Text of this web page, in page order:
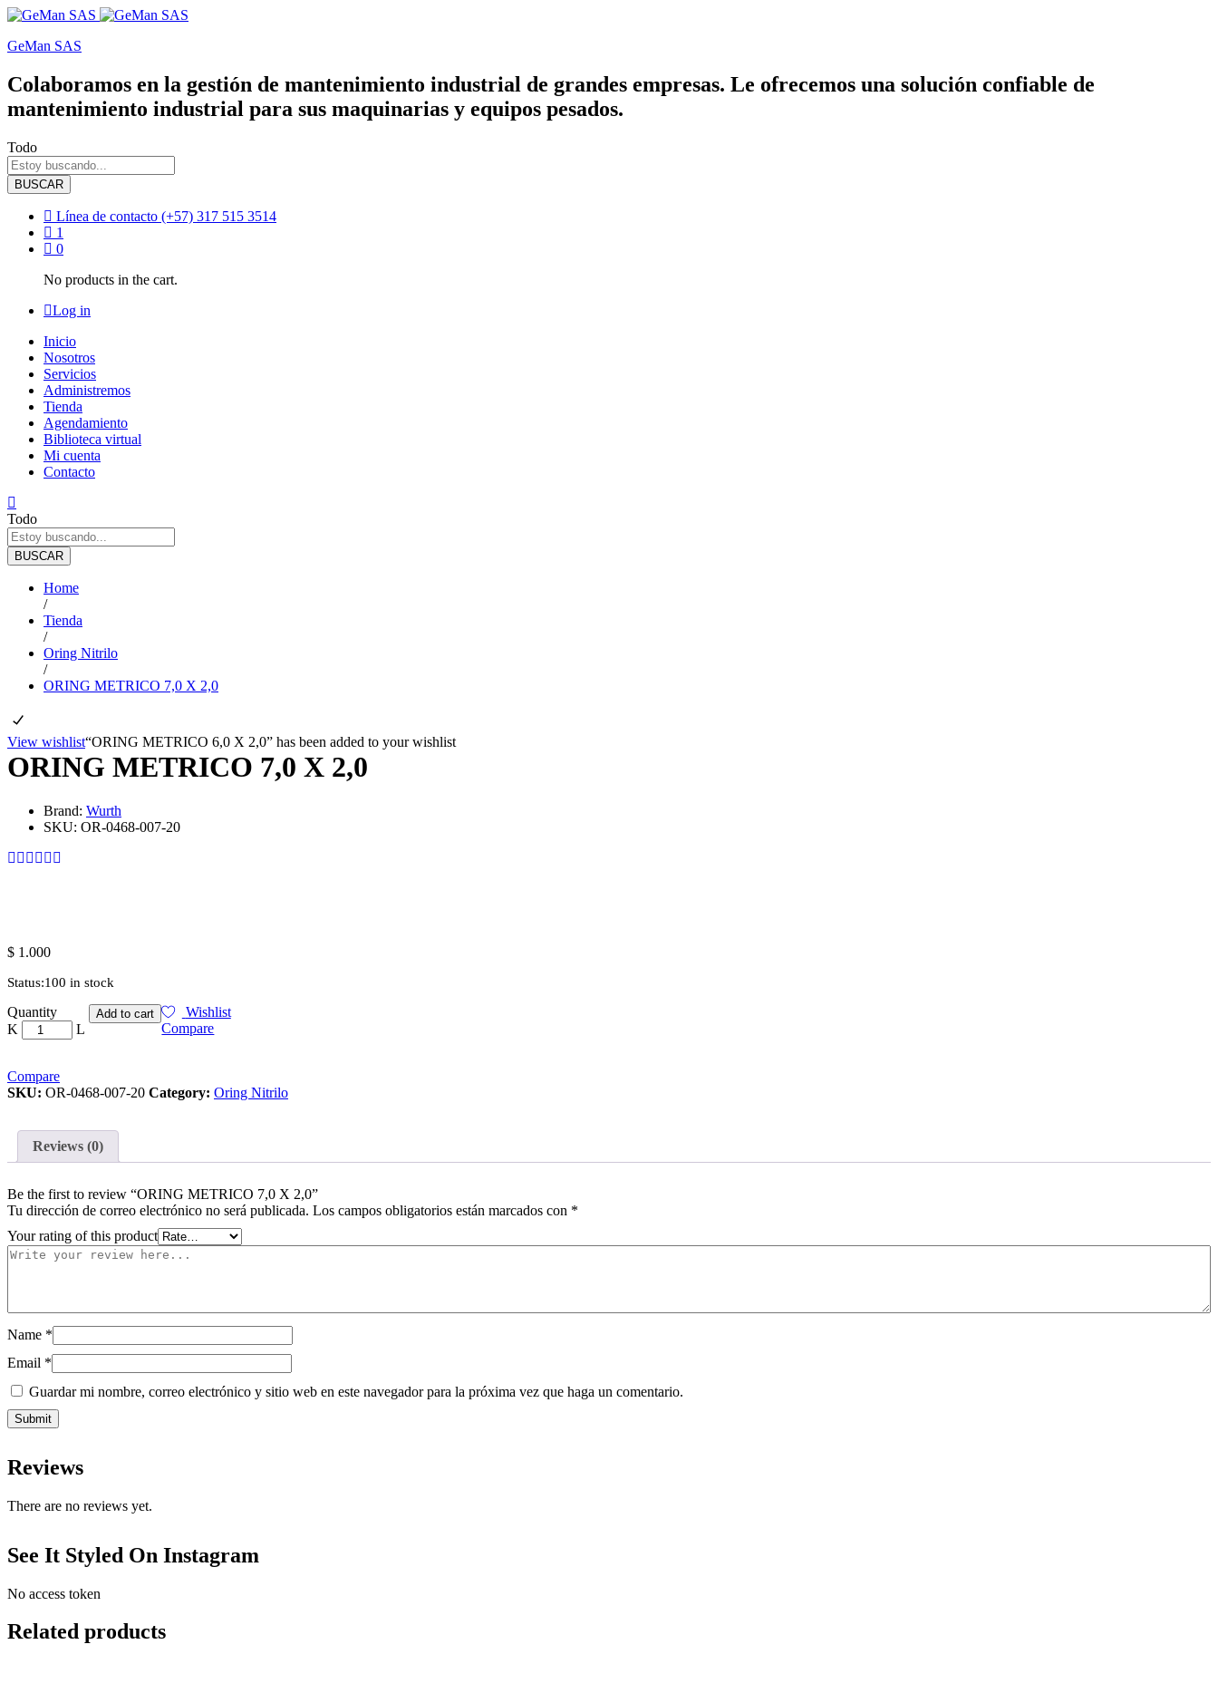
GeMan SAS
Colaboramos en la gestión de mantenimiento industrial de grandes empresas. Le ofrecemos una solución confiable de
mantenimiento industrial para sus maquinarias y equipos pesados.
Todo
BUSCAR
Línea de contacto (+57) 317 515 3514
1
0
No products in the cart.
Log in
Inicio
Nosotros
Servicios
Administremos
Tienda
Agendamiento
Biblioteca virtual
Mi cuenta
Contacto
Todo
BUSCAR
Home
/
Tienda
/
Oring Nitrilo
/
ORING METRICO 7,0 X 2,0
View wishlist“ORING METRICO 6,0 X 2,0” has been added to your wishlist
ORING METRICO 7,0 X 2,0
Brand: Wurth
SKU: OR-0468-007-20
$ 1.000
Status:100 in stock
ORING
METRICO
7,0
2,0
quantity
Quantity Add to cart
Wishlist
Compare
Compare
SKU: OR-0468-007-20 Category: Oring Nitrilo
Reviews (0)
Be the first to review “ORING METRICO 7,0 X 2,0”
Tu dirección de correo electrónico no será publicada. Los campos obligatorios están marcados con *
Your rating of this product
Name *
Email *
Guardar mi nombre, correo electrónico y sitio web en este navegador para la próxima vez que haga un comentario.
Reviews
There are no reviews yet.
See It Styled On Instagram
No access token
Related products